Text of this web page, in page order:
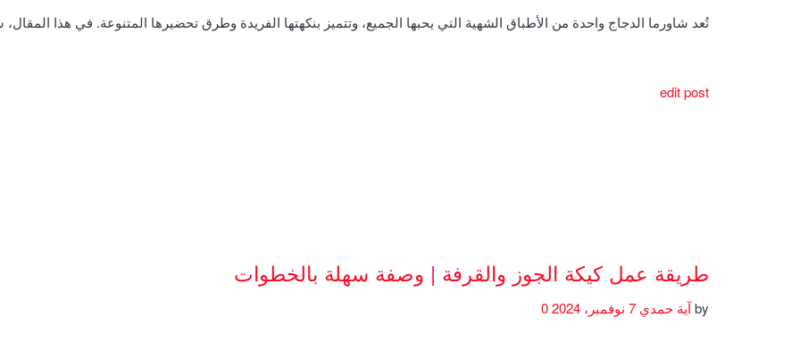
تُعد شاورما الدجاج واحدة من الأطباق الشهية التي يحبها الجميع، وتتميز بنكهتها الفريدة وطرق تحضيرها المتنوعة. في هذا
edit post
طريقة عمل كيكة الجوز والقرفة | وصفة سهلة بالخطوات
byآية حمدي